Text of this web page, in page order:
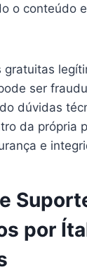
o conteúdo
gratuitas
ser
dúvidas
da própria
e
por